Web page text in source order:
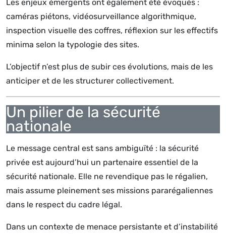
Les enjeux émergents ont également été évoqués :
caméras piétons, vidéosurveillance algorithmique,
inspection visuelle des coffres, réflexion sur les effectifs
minima selon la typologie des sites.
L’objectif n’est plus de subir ces évolutions, mais de les
anticiper et de les structurer collectivement.
Un pilier de la sécurité
nationale
Le message central est sans ambiguïté : la sécurité
privée est aujourd’hui un partenaire essentiel de la
sécurité nationale. Elle ne revendique pas le régalien,
mais assume pleinement ses missions pararégaliennes
dans le respect du cadre légal.
Dans un contexte de menace persistante et d’instabilité